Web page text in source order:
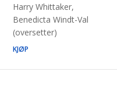
Harry Whittaker,
Benedicta Windt-Val
(oversetter)
KJØP